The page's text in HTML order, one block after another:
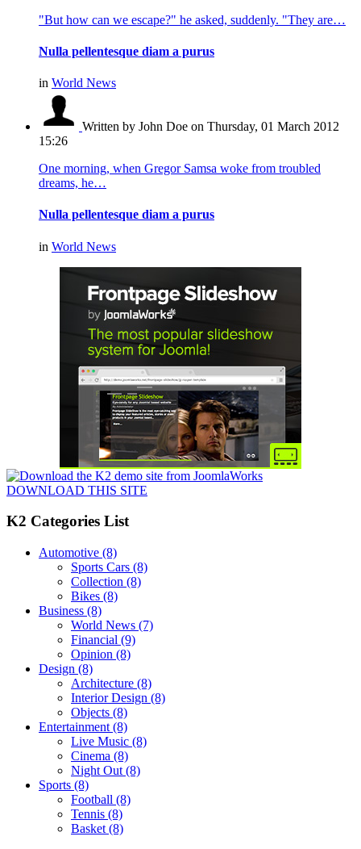
"But how can we escape?" he asked, suddenly. "They are…
Nulla pellentesque diam a purus
in World News
Written by John Doe on Thursday, 01 March 2012
15:26
One morning, when Gregor Samsa woke from troubled
dreams, he…
Nulla pellentesque diam a purus
in World News
DOWNLOAD THIS SITE
K2 Categories List
Automotive (8)
Sports Cars (8)
Collection (8)
Bikes (8)
Business (8)
World News (7)
Financial (9)
Opinion (8)
Design (8)
Architecture (8)
Interior Design (8)
Objects (8)
Entertainment (8)
Live Music (8)
Cinema (8)
Night Out (8)
Sports (8)
Football (8)
Tennis (8)
Basket (8)